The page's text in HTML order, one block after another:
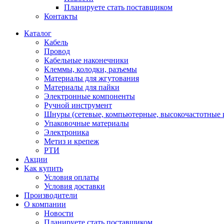
Планируете стать поставщиком
Контакты
Каталог
Кабель
Провод
Кабельные наконечники
Клеммы, колодки, разъемы
Материалы для жгутования
Материалы для пайки
Электронные компоненты
Ручной инструмент
Шнуры (сетевые, компьютерные, высокочастотные
Упаковочные материалы
Электроника
Метиз и крепеж
РТИ
Акции
Как купить
Условия оплаты
Условия доставки
Производители
О компании
Новости
Планируете стать поставщиком